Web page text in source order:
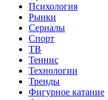
Психология
Рынки
Сериалы
Спорт
ТВ
Теннис
Технологии
Тренды
Фигурное катание